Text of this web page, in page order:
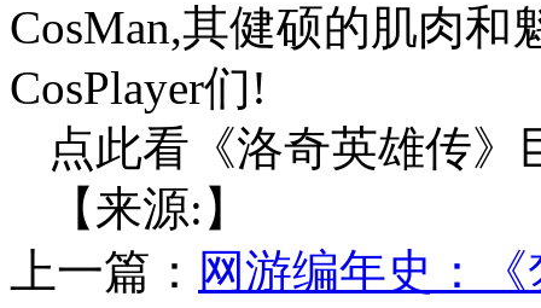
CosMan,其健硕的肌肉
CosPlayer们!
点此看《洛奇英雄传
【来源:】
上一篇： 网游编年史：